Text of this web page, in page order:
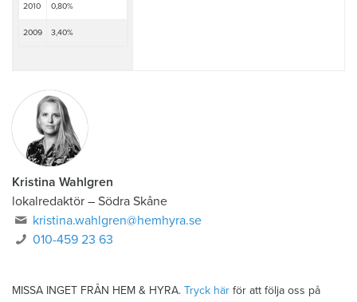
2010 0,80%
2009 3,40%
Kristina Wahlgren
lokalredaktör – Södra Skåne
kristina.wahlgren@hemhyra.se
010-459 23 63
MISSA INGET FRÅN HEM & HYRA. Tryck här för att följa oss på